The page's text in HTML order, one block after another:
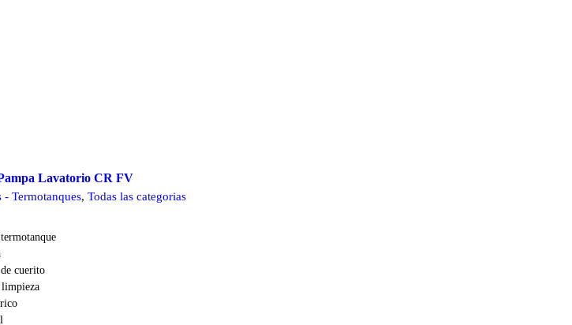
Lavatorio CR FV
- Termotanques, Todas las categorias
cuerito